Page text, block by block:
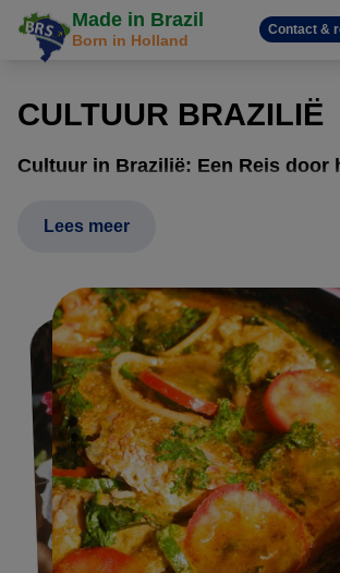
Made in Brazil
Born in Holland
Contact &
CULTUUR BRAZILIË
Cultuur in Brazilië: Een Reis door
door de samensmelting van continenten.
van Afrikaanse drums, de grandeur van
goudkerken en de diepe band van
met de natuur. De expertise van Brazilië
persoonlijk en diep geworteld in dit
Gustavo is zelf een product van deze
een vader uit het barokke hart vanMinas
moeder uit het zonovergoten João
noordoosten. Deze mengelmoes van de
Lees meer